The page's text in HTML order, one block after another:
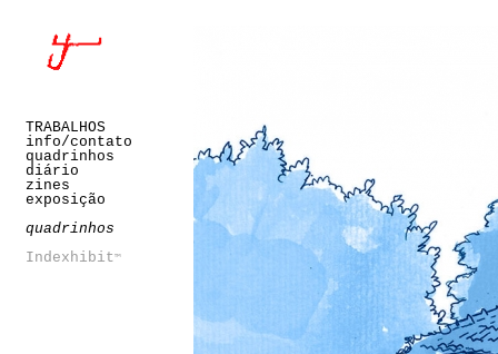
TRABALHOS
info/contato
quadrinhos
diário
zines
exposição
quadrinhos
Indexhibit™